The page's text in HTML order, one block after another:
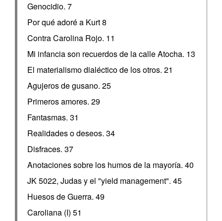
Genocidio. 7
Por qué adoré a Kurt 8
Contra Carolina Rojo. 11
Mi infancia son recuerdos de la calle Atocha. 13
El materialismo dialéctico de los otros. 21
Agujeros de gusano. 25
Primeros amores. 29
Fantasmas. 31
Realidades o deseos. 34
Disfraces. 37
Anotaciones sobre los humos de la mayoría. 40
JK 5022, Judas y el "yield management". 45
Huesos de Guerra. 49
Caroliana (I) 51